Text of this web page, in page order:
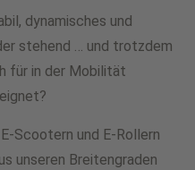
dynamisches und
stehend … und trotzdem
für in der Mobilität
Scootern und E-Rollern
unseren Breitengraden